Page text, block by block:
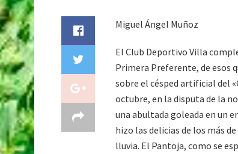
Miguel Ángel Muñoz
El Club Deportivo Villa
Primera Preferente, de esos
sobre el césped artificial del
octubre, en la disputa de la
una abultada goleada en un
hizo las delicias de los más
lluvia. El Pantoja, como se